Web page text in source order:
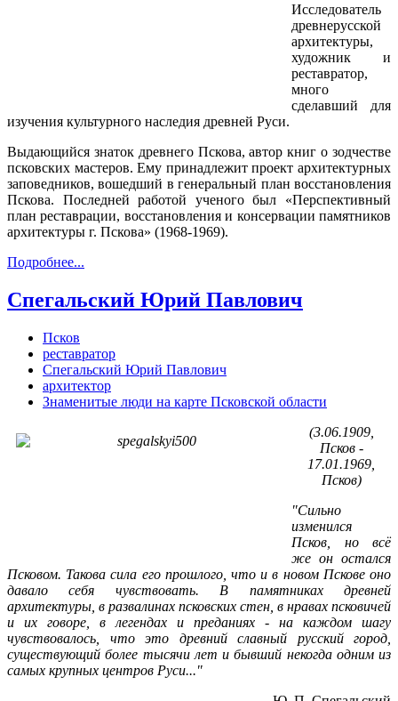
Исследователь
древнерусской
архитектуры,
художник и
реставратор,
много
сделавший для
изучения культурного наследия древней Руси.
Выдающийся знаток древнего Пскова, автор книг о зодчестве
псковских мастеров. Ему принадлежит проект архитектурных
заповедников, вошедший в генеральный план восстановления
Пскова. Последней работой ученого был «Перспективный
план реставрации, восстановления и консервации памятников
архитектуры г. Пскова» (1968-1969).
Подробнее...
Спегальский Юрий Павлович
Псков
реставратор
Спегальский Юрий Павлович
архитектор
Знаменитые люди на карте Псковской области
(3.06.1909,
Псков -
17.01.1969,
Псков)
"Сильно
изменился
Псков, но всё
же он остался
Псковом. Такова сила его прошлого, что и в новом Пскове оно
давало себя чувствовать. В памятниках древней
архитектуры, в развалинах псковских стен, в нравах псковичей
и их говоре, в легендах и преданиях - на каждом шагу
чувствовалось, что это древний славный русский город,
существующий более тысячи лет и бывший некогда одним из
самых крупных центров Руси..."